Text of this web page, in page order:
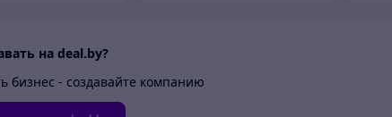
на deal.by?
бизнес - создавайте компанию